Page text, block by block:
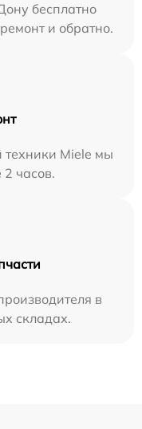
бесплатно
и обратно.
техники Miele мы
2 часов.
в
складах.